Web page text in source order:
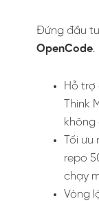
Đứng đầu
OpenCode.
Hỗ trợ
Think
không
Tối
repo
chạy
Vòng